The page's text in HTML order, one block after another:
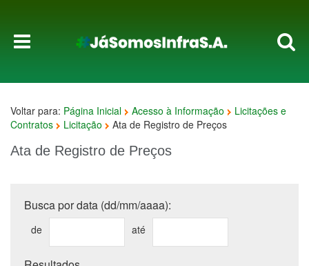
Voltar para: Página Inicial Acesso à Informação
Licitações e
Contratos
Licitação Ata de Registro de Preços
Ata de Registro de Preços
Busca por data (dd/mm/aaaa):
de até